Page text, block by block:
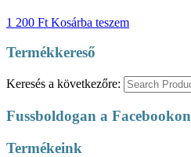
1 200 Ft Kosárba teszem
Termékkereső
Keresés a következőre:
Fussboldogan a Facebookon
Termékeink